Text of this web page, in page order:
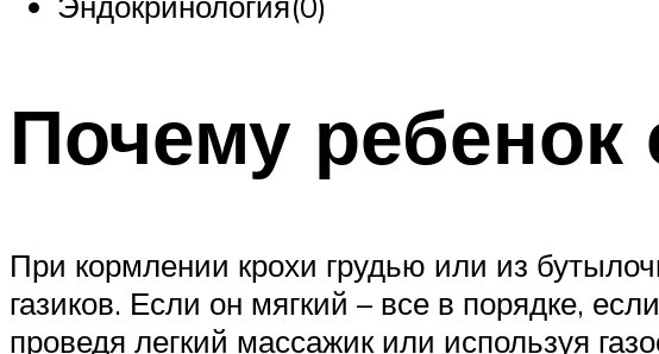
Почему ребенок
При кормлении крохи грудью или из
газиков. Если он мягкий – все в порядке,
проведя легкий массажик или используя